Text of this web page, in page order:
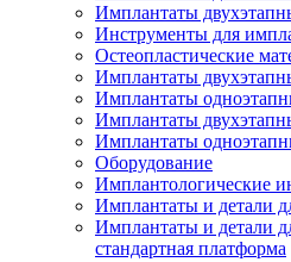
Имплантаты
Инструменты для
Остеопластические
Имплантаты
Имплантаты
Имплантаты
Имплантаты
Оборудование
Имплантологические
Имплантаты и детали
Имплантаты и детали
стандартная платформа